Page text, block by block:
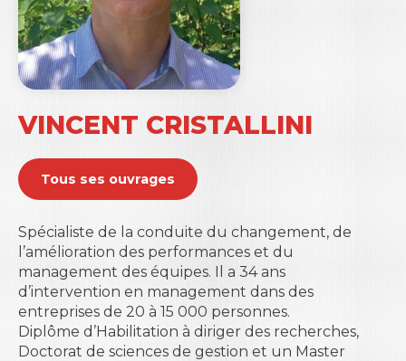
VINCENT CRISTALLINI
Tous ses ouvrages
Spécialiste de la conduite du changement, de
l’amélioration des performances et du
management des équipes. Il a 34 ans
d’intervention en management dans des
entreprises de 20 à 15 000 personnes.
Diplôme d’Habilitation à diriger des recherches,
Doctorat de sciences de gestion et un Master